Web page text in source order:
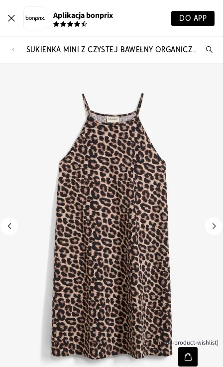
Aplikacja bonprix DO APP
SUKIENKA MINI Z CZYSTEJ BAWEŁNY ORGANICZNEJ
[node-product-wishlist]